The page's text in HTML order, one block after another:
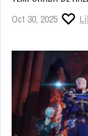
Oct 30, 2025